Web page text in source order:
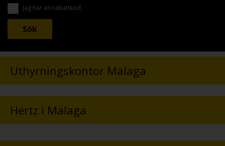
Jag har en rabattkod
Uthyrningskontor Malaga
Hertz i Malaga